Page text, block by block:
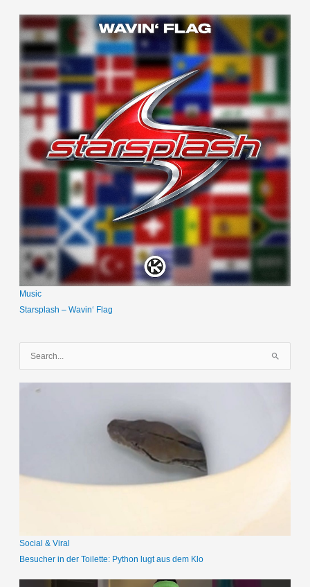
Music
Starsplash – Wavin‘ Flag
c
c
Social & Viral
Besucher in der Toilette: Python lugt aus dem Klo